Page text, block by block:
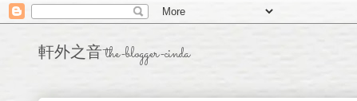
軒外之音 the-blogger-cinda